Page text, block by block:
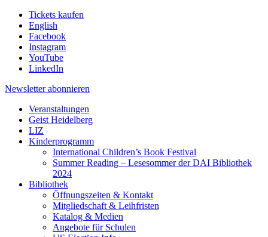
Tickets kaufen
English
Facebook
Instagram
YouTube
LinkedIn
Newsletter abonnieren
Veranstaltungen
Geist Heidelberg
LIZ
Kinderprogramm
International Children’s Book Festival
Summer Reading – Lesesommer der DAI Bibliothek
2024
Bibliothek
Öffnungszeiten & Kontakt
Mitgliedschaft & Leihfristen
Katalog & Medien
Angebote für Schulen